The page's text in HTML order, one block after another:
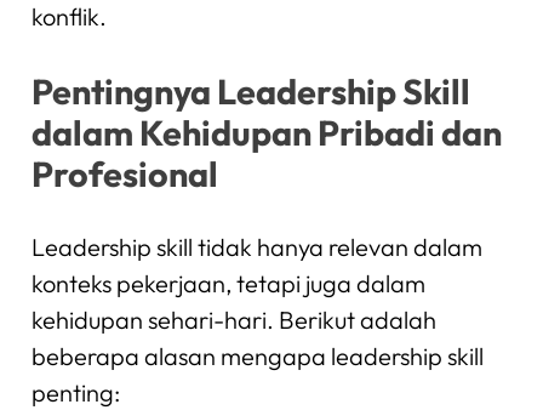
konflik.
Pentingnya Leadership Skill
dalam Kehidupan Pribadi dan
Profesional
Leadership skill tidak hanya relevan dalam
konteks pekerjaan, tetapi juga dalam
kehidupan sehari-hari. Berikut adalah
beberapa alasan mengapa leadership skill
penting: